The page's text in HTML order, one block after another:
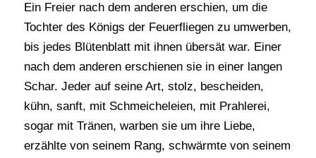
Ein Freier nach dem anderen erschien, um die
Tochter des Königs der Feuerfliegen zu umwerben,
bis jedes Blütenblatt mit ihnen übersät war. Einer
nach dem anderen erschienen sie in einer langen
Schar. Jeder auf seine Art, stolz, bescheiden,
kühn, sanft, mit Schmeicheleien, mit Prahlerei,
sogar mit Tränen, warben sie um ihre Liebe,
erzählte von seinem Rang, schwärmte von seinem